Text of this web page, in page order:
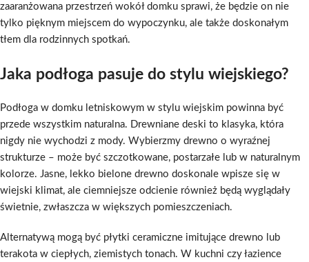
zaaranżowana przestrzeń wokół domku sprawi, że będzie on nie
tylko pięknym miejscem do wypoczynku, ale także doskonałym
tłem dla rodzinnych spotkań.
Jaka podłoga pasuje do stylu wiejskiego?
Podłoga w domku letniskowym w stylu wiejskim powinna być
przede wszystkim naturalna. Drewniane deski to klasyka, która
nigdy nie wychodzi z mody. Wybierzmy drewno o wyraźnej
strukturze – może być szczotkowane, postarzałe lub w naturalnym
kolorze. Jasne, lekko bielone drewno doskonale wpisze się w
wiejski klimat, ale ciemniejsze odcienie również będą wyglądały
świetnie, zwłaszcza w większych pomieszczeniach.
Alternatywą mogą być płytki ceramiczne imitujące drewno lub
terakota w ciepłych, ziemistych tonach. W kuchni czy łazience